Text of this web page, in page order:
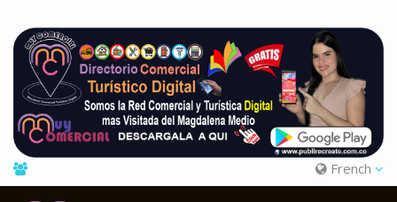
French